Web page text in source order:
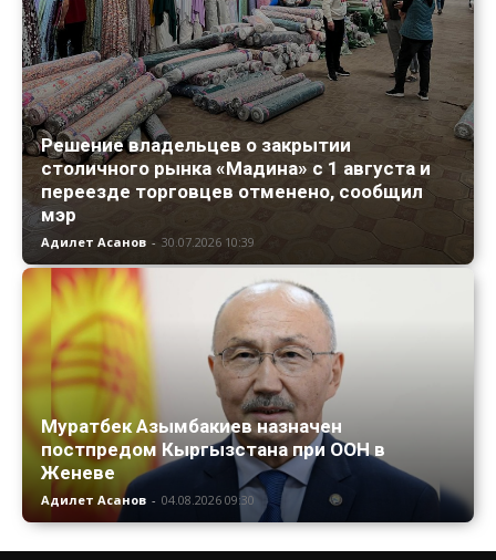
Решение владельцев о закрытии
столичного рынка «Мадина» с 1 августа и
переезде торговцев отменено, сообщил
мэр
Адилет Асанов - 30.07.2026 10:39
Муратбек Азымбакиев назначен
постпредом Кыргызстана при ООН в
Женеве
Адилет Асанов - 04.08.2026 09:30